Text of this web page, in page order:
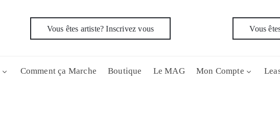
Vous êtes artiste? Inscrivez vous Vous
Comment ça Marche Boutique Le MAG Mon Compte